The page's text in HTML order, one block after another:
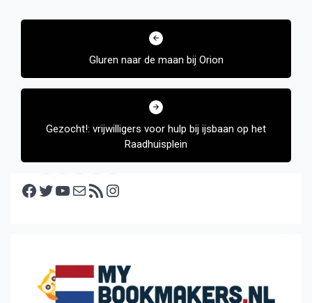
Bericht
Gluren naar de maan bij Orion
Gezocht!: vrijwilligers voor hulp bij ijsbaan op het
Raadhuisplein
Facebook Twitter YouTube E-mail RSS feed